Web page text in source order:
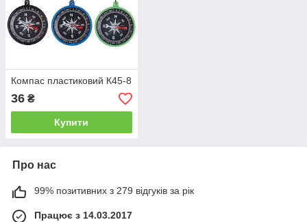
Компас пластиковий К45-8
36 ₴
Купити
Про нас
99% позитивних з 279 відгуків за рік
Працює з 14.03.2017